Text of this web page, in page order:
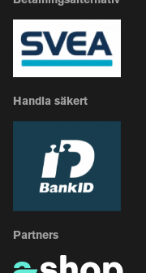
Handla säkert
Partners